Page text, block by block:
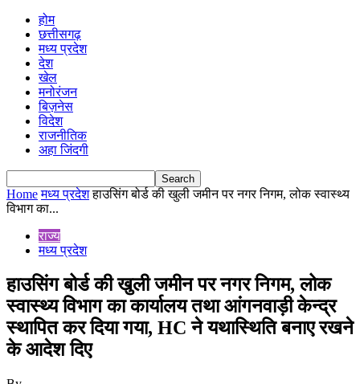
होम
छत्तीसगढ़
मध्य प्रदेश
देश
खेल
मनोरंजन
बिज़नेस
विदेश
राजनीतिक
अहा जिंदगी
Home मध्य प्रदेश हाउसिंग बोर्ड की खुली जमीन पर नगर निगम, लोक स्वास्थ्य
विभाग का...
राज्य
मध्य प्रदेश
हाउसिंग बोर्ड की खुली जमीन पर नगर निगम, लोक
स्वास्थ्य विभाग का कार्यालय तथा आंगनवाड़ी केन्द्र
स्थापित कर दिया गया, HC ने यथास्थिति बनाए रखने
के आदेश दिए